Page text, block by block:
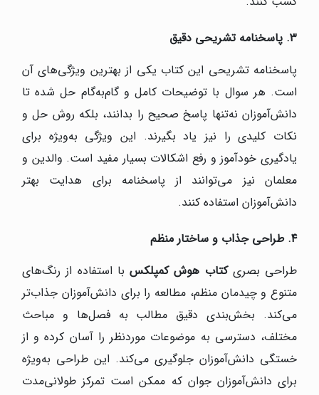
۳. پاسخنامه تشریحی دقیق
پاسخنامه تشریحی این کتاب یکی از بهترین ویژگی‌های آن
است. هر سوال با توضیحات کامل و گام‌به‌گام حل شده تا
دانش‌آموزان نه‌تنها پاسخ صحیح را بدانند، بلکه روش حل و
نکات کلیدی را نیز یاد بگیرند. این ویژگی به‌ویژه برای
یادگیری خودآموز و رفع اشکالات بسیار مفید است. والدین و
معلمان نیز می‌توانند از پاسخنامه برای هدایت بهتر
دانش‌آموزان استفاده کنند.
۴.طراحی جذاب و ساختار منظم
طراحی بصریکتاب هوش کمپلکس با استفاده از رنگ‌های
متنوع و چیدمان منظم، مطالعه را برای دانش‌آموزان جذاب‌تر
می‌کند. بخش‌بندی دقیق مطالب به فصل‌ها و مباحث
مختلف، دسترسی به موضوعات موردنظر را آسان کرده و از
خستگی دانش‌آموزان جلوگیری می‌کند. این طراحی به‌ویژه
برای دانش‌آموزان جوان که ممکن است تمرکز طولانی‌مدت